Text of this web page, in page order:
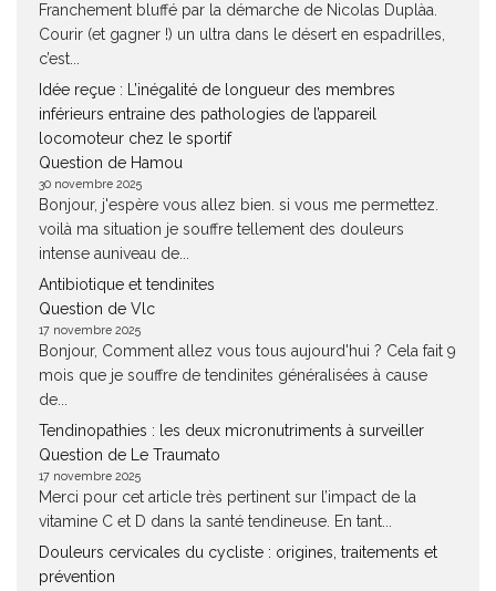
Franchement bluffé par la démarche de Nicolas Duplàa.
Courir (et gagner !) un ultra dans le désert en espadrilles,
c’est...
Idée reçue : L’inégalité de longueur des membres
inférieurs entraine des pathologies de l’appareil
locomoteur chez le sportif
Question de Hamou
30 novembre 2025
Bonjour, j'espère vous allez bien. si vous me permettez.
voilà ma situation je souffre tellement des douleurs
intense auniveau de...
Antibiotique et tendinites
Question de Vlc
17 novembre 2025
Bonjour, Comment allez vous tous aujourd'hui ? Cela fait 9
mois que je souffre de tendinites généralisées à cause
de...
Tendinopathies : les deux micronutriments à surveiller
Question de Le Traumato
17 novembre 2025
Merci pour cet article très pertinent sur l’impact de la
vitamine C et D dans la santé tendineuse. En tant...
Douleurs cervicales du cycliste : origines, traitements et
prévention